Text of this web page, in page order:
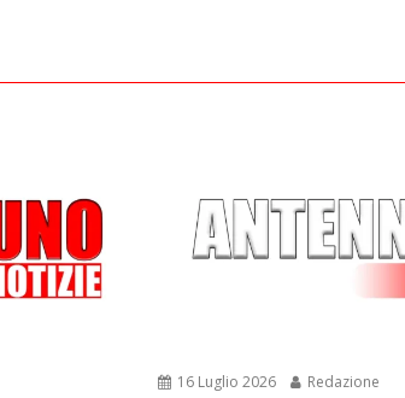
16 Luglio 2026 Redazione